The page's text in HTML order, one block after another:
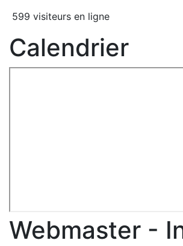
599 visiteurs en ligne
Calendrier
Webmaster -